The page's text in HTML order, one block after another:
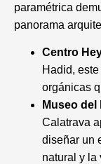
paramétrica
panorama
Centro
Hadid,
orgánicas
Museo del
Calatrava
diseñar un
natural y la